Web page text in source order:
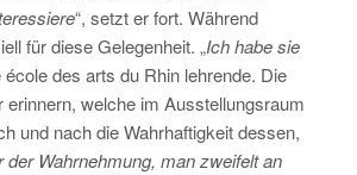
“, setzt er fort. Während
für diese Gelegenheit. „Ich habe sie
des arts du Rhin lehrende. Die
welche im Ausstellungsraum
und nach die Wahrhaftigkeit dessen,
der Wahrnehmung, man zweifelt an